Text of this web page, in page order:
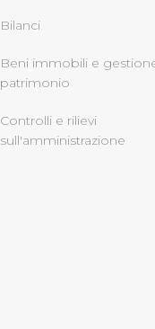
Bilanci
Beni immobili e
patrimonio
Controlli e rilievi
sull'amministrazione